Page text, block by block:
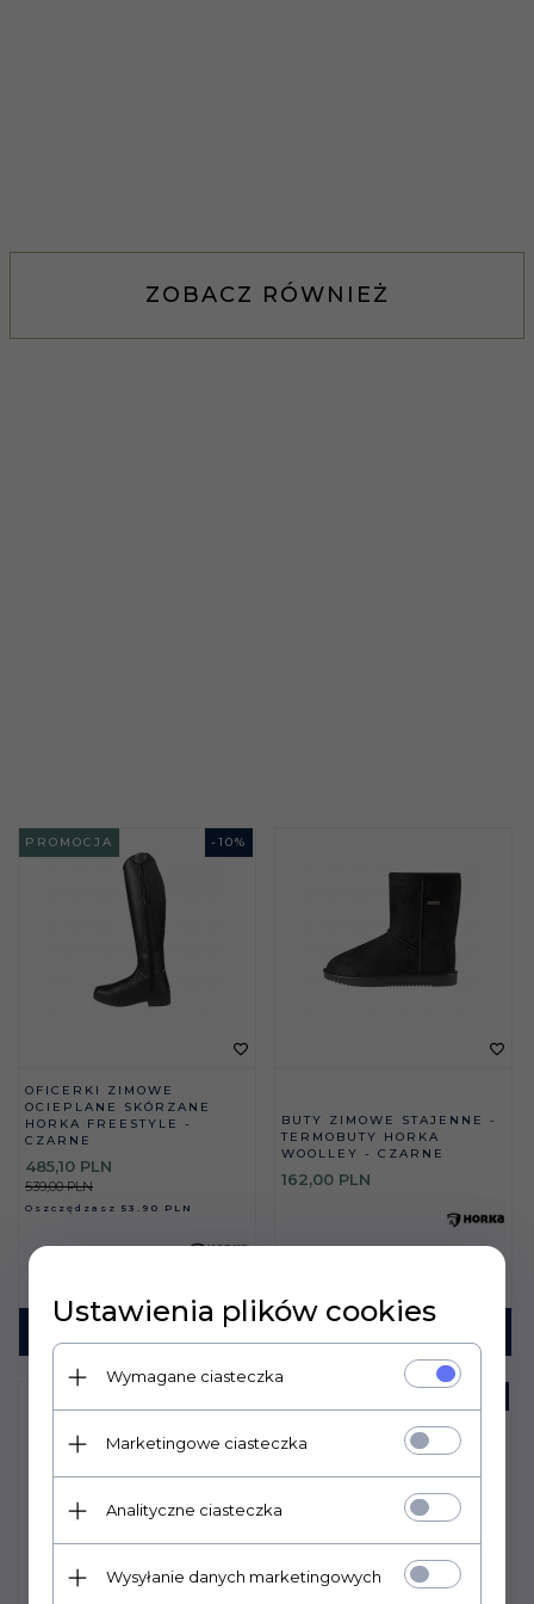
ZOBACZ RÓWNIEŻ
- 10%
PROMOCJA
OFICERKI ZIMOWE
OCIEPLANE SKÓRZANE
HORKA FREESTYLE -
CZARNE
485,10 PLN
539,00 PLN
Oszczędzasz 53.90 PLN
KUP TERAZ!
BUTY ZIMOWE STAJENNE -
TERMOBUTY HORKA
WOOLLEY - CZARNE
162,00 PLN
Ustawienia plików cookies
Wymagane ciasteczka
Marketingowe ciasteczka
Analityczne ciasteczka
Wysyłanie danych marketingowych